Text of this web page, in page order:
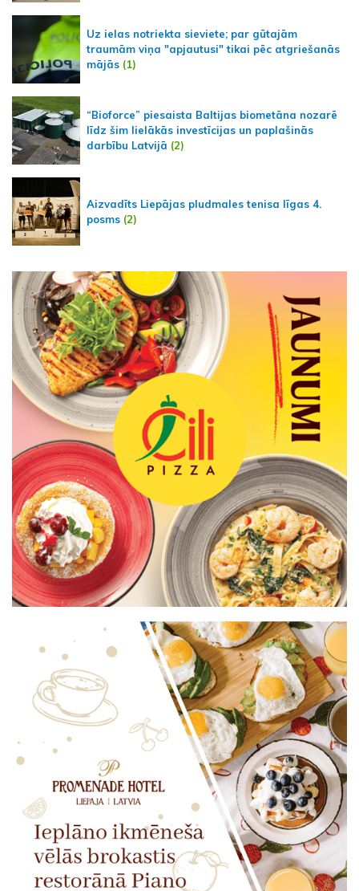
Uz ielas notriekta sieviete; par gūtajām
traumām viņa "apjautusi" tikai pēc atgriešanās
mājās (1)
“Bioforce” piesaista Baltijas biometāna nozarē
līdz šim lielākās investīcijas un paplašinās
darbību Latvijā (2)
Aizvadīts Liepājas pludmales tenisa līgas 4.
posms (2)